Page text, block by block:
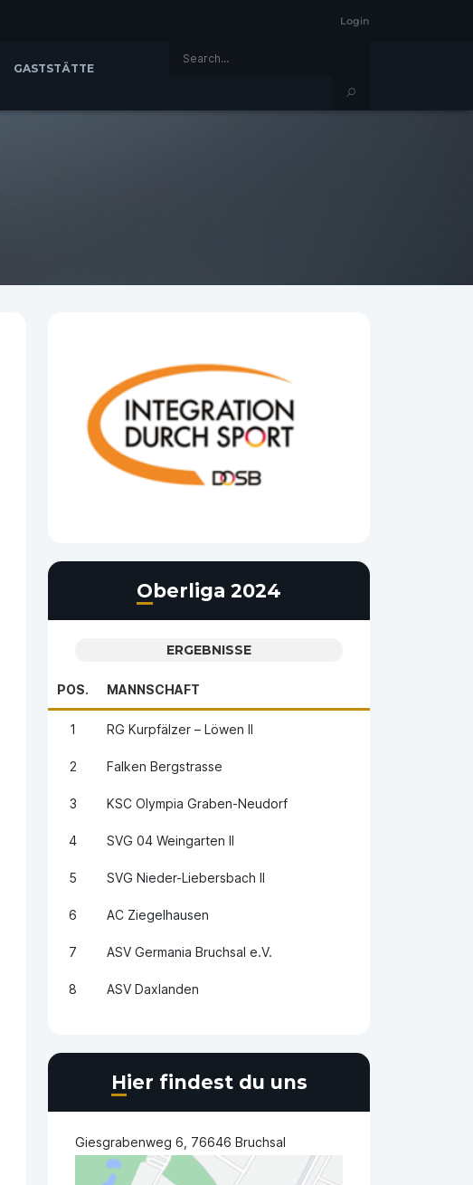
Login
GASTSTÄTTE
Oberliga 2024
ERGEBNISSE
POS. MANNSCHAFT
1 RG Kurpfälzer – Löwen II
2 Falken Bergstrasse
3 KSC Olympia Graben-Neudorf
4 SVG 04 Weingarten II
5 SVG Nieder-Liebersbach II
6 AC Ziegelhausen
7 ASV Germania Bruchsal e.V.
8 ASV Daxlanden
Hier findest du uns
Giesgrabenweg 6, 76646 Bruchsal